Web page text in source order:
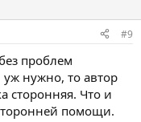
#9
проблем
нужно, то автор
сторонняя. Что и
помощи.